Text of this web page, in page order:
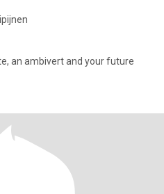
an ambivert and your future